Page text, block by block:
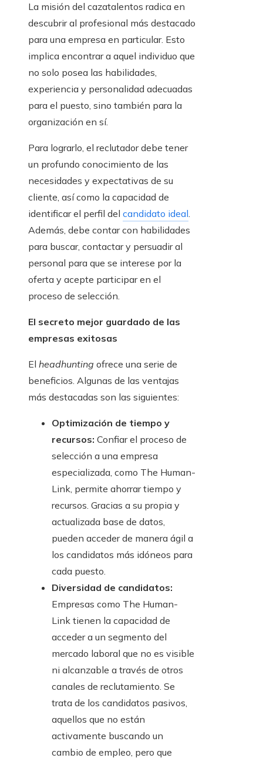
La misión del cazatalentos radica en
descubrir al profesional más destacado
para una empresa en particular. Esto
implica encontrar a aquel individuo que
no solo posea las habilidades,
experiencia y personalidad adecuadas
para el puesto, sino también para la
organización en sí.
Para lograrlo, el reclutador debe tener
un profundo conocimiento de las
necesidades y expectativas de su
cliente, así como la capacidad de
identificar el perfil del candidato ideal.
Además, debe contar con habilidades
para buscar, contactar y persuadir al
personal para que se interese por la
oferta y acepte participar en el
proceso de selección.
El secreto mejor guardado de las
empresas exitosas
El headhunting ofrece una serie de
beneficios. Algunas de las ventajas
más destacadas son las siguientes:
Optimización de tiempo y
recursos: Confiar el proceso de
selección a una empresa
especializada, como The Human-
Link, permite ahorrar tiempo y
recursos. Gracias a su propia y
actualizada base de datos,
pueden acceder de manera ágil a
los candidatos más idóneos para
cada puesto.
Diversidad de candidatos:
Empresas como The Human-
Link tienen la capacidad de
acceder a un segmento del
mercado laboral que no es visible
ni alcanzable a través de otros
canales de reclutamiento. Se
trata de los candidatos pasivos,
aquellos que no están
activamente buscando un
cambio de empleo, pero que